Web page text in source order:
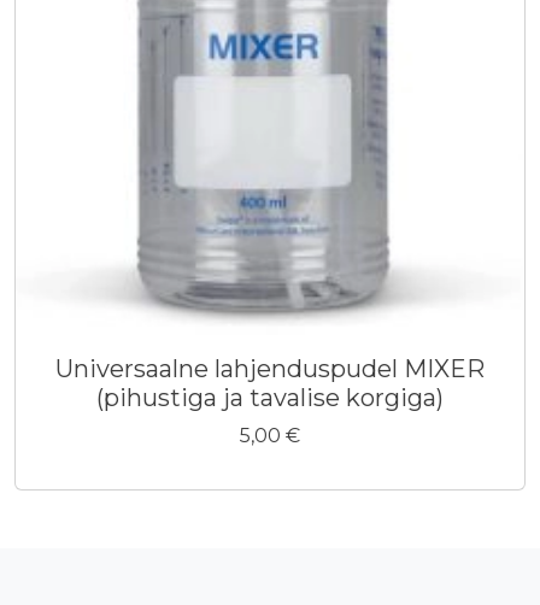
Universaalne lahjenduspudel MIXER
(pihustiga ja tavalise korgiga)
5,00 €